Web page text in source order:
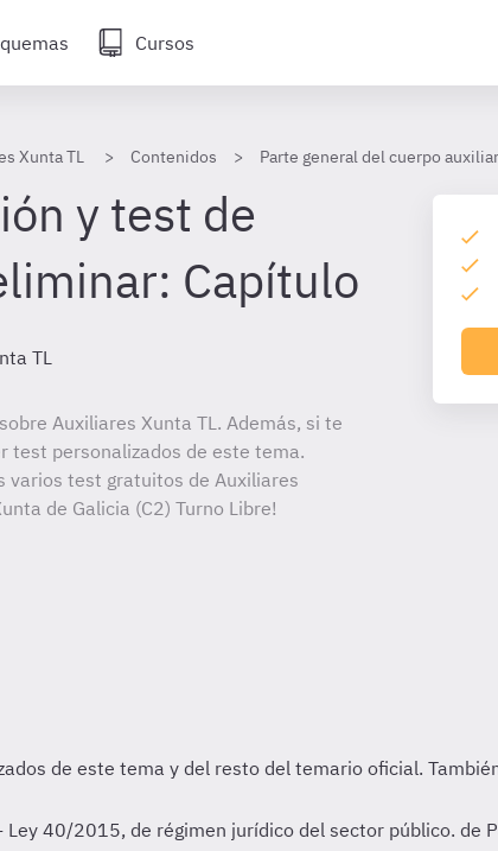
Cursos
Xunta TL Contenidos Parte general del cuerpo
y test de
Capítulo
TL
Auxiliares Xunta TL. Además, si te
test personalizados de este tema.
varios test gratuitos de Auxiliares
de Galicia (C2) Turno Libre!
40/2015, de régimen jurídico del sector público.